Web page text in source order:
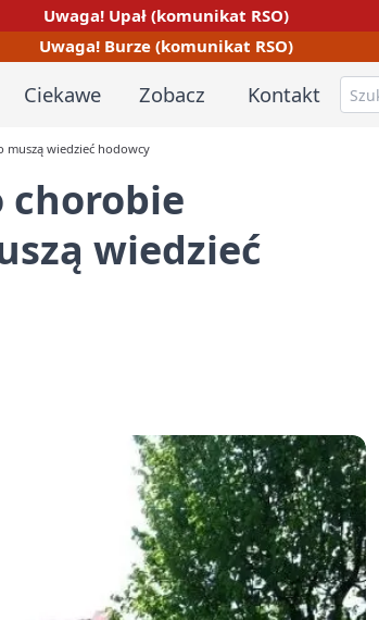
Uwaga! Upał (komunikat RSO)
Uwaga! Burze (komunikat RSO)
Ciekawe Zobacz Kontakt
muszą wiedzieć hodowcy
chorobie
wiedzieć